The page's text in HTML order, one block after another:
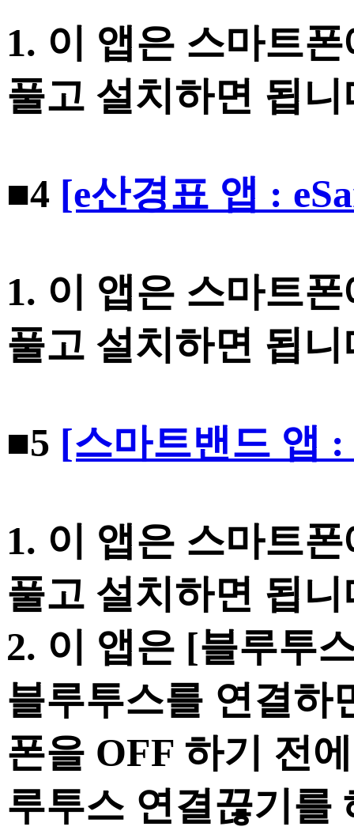
1. 이 앱은 스마트
풀고 설치하면 됩니
■4 [e산경표 앱 :
1. 이 앱은 스마트
풀고 설치하면 됩니
■5 [스마트밴드 앱
1. 이 앱은 스마트
풀고 설치하면 됩니
2. 이 앱은 [블루투
블루투스를 연결하
폰을 OFF 하기 전
루투스 연결끊기를